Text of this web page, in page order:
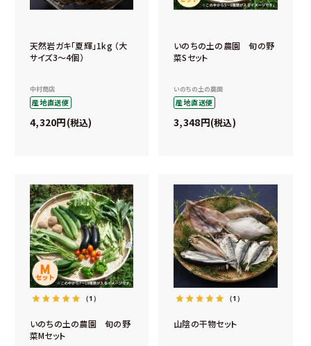
天然岩ガキ「夏輝」1kg （大
サイズ3～4個）
中村商店
産地直送便
4,320 税込
いのちの土の農園 旬の野
菜Sセット
いのちの土の農園
産地直送便
3,348 税込
（1）
いのちの土の農園 旬の野
菜Mセット
（1）
山陰の干物セット